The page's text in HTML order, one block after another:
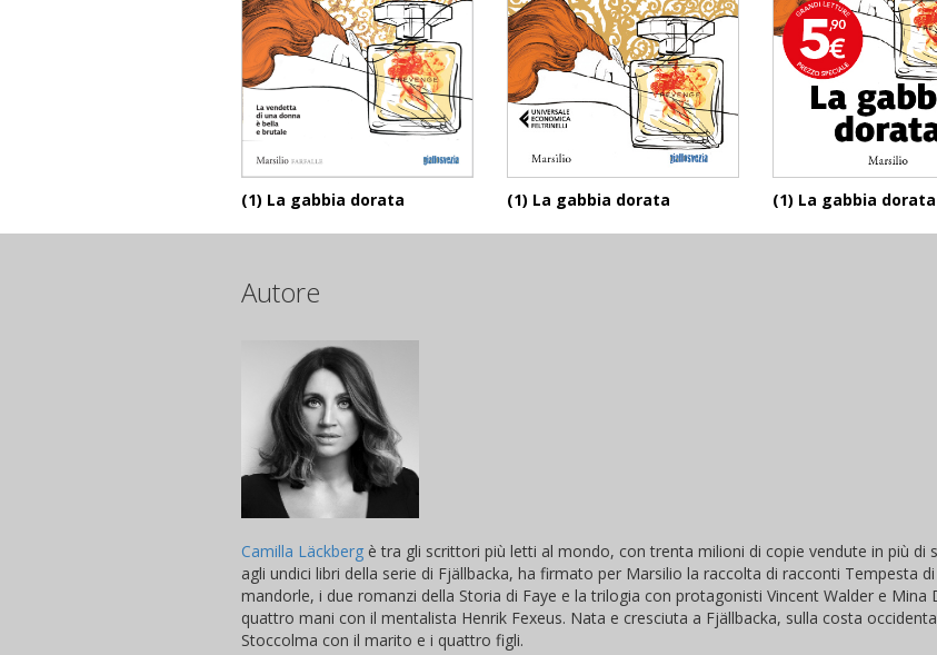
(1) La gabbia dorata (1) La gabbia dorata (1) La gabbia dorata
Autore
Camilla Läckberg è tra gli scrittori più letti al mondo, con trenta milioni di copie vendute in più di
agli undici libri della serie di Fjällbacka, ha firmato per Marsilio la raccolta di racconti Tempesta
mandorle, i due romanzi della Storia di Faye e la trilogia con protagonisti Vincent Walder e Mina
quattro mani con il mentalista Henrik Fexeus. Nata e cresciuta a Fjällbacka, sulla costa
Stoccolma con il marito e i quattro figli.